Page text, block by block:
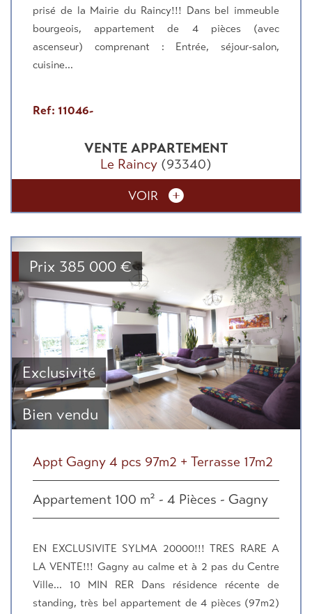
prisé de la Mairie du Raincy!!! Dans bel immeuble
bourgeois, appartement de 4 pièces (avec
ascenseur) comprenant : Entrée, séjour-salon,
cuisine...
Ref: 11046-
VENTE APPARTEMENT
Le Raincy (93340)
VOIR
Bien vendu
Exclusivité
Prix 385 000 €
Appt Gagny 4 pcs 97m2 + Terrasse 17m2
Appartement 100 m² - 4 Pièces - Gagny
EN EXCLUSIVITE SYLMA 20000!!! TRES RARE A
LA VENTE!!! Gagny au calme et à 2 pas du Centre
Ville... 10 MIN RER Dans résidence récente de
standing, très bel appartement de 4 pièces (97m2)